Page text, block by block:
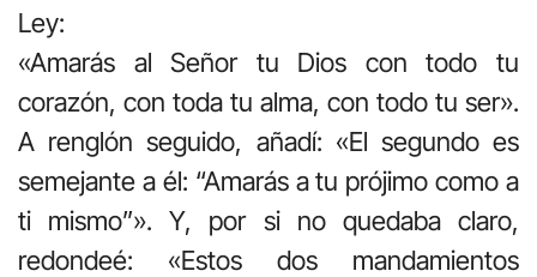
Ley:
«Amarás al Señor tu Dios con todo tu
corazón, con toda tu alma, con todo tu ser».
A renglón seguido, añadí: «El segundo es
semejante a él: “Amarás a tu prójimo como a
ti mismo”». Y, por si no quedaba claro,
redondeé: «Estos dos mandamientos